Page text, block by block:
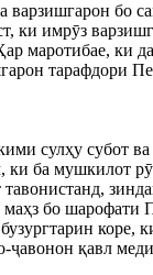
бо
ки имрӯз
маротибае, ки
тарафдори
сулҳу субот
ба мушкилот
бо
қавл